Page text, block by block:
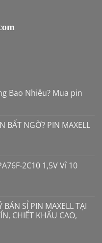
Bao Nhiêu? Mua pin
BẤT NGỜ? PIN MAXELL
Cao
2C10 1,5V Vỉ 10
SỈ PIN MAXELL TẠI
CHIẾT KHẤU CAO,